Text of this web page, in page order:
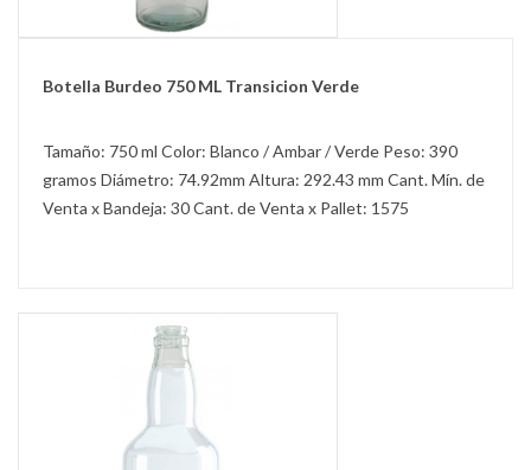
Botella Burdeo 750 ML Transicion Verde
Tamaño: 750 ml Color: Blanco / Ambar / Verde Peso: 390
gramos Diámetro: 74.92mm Altura: 292.43 mm Cant. Mín. de
Venta x Bandeja: 30 Cant. de Venta x Pallet: 1575